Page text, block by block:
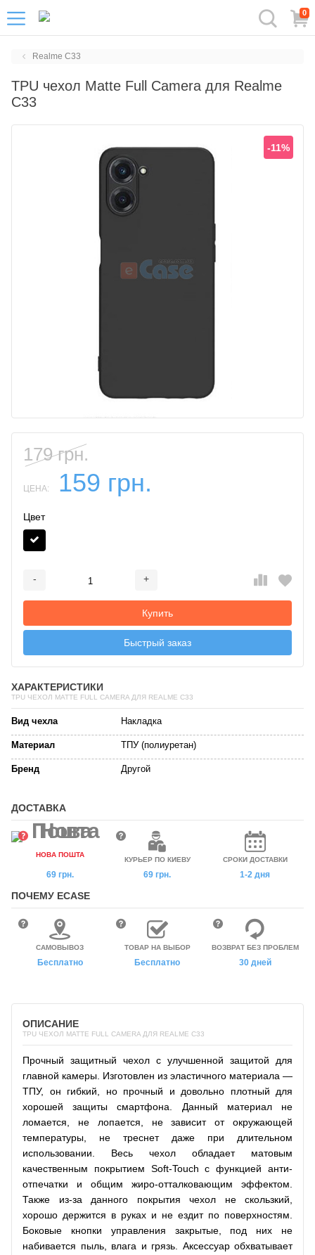
0
Realme C33
TPU чехол Matte Full Camera для Realme
C33
-11%
179 грн.
ЦЕНА: 159 грн.
Цвет
- +
Купить
Быстрый заказ
ХАРАКТЕРИСТИКИ
TPU ЧЕХОЛ MATTE FULL CAMERA ДЛЯ REALME C33
Вид чехла Накладка
Материал ТПУ (полиуретан)
Бренд Другой
ДОСТАВКА
НОВА ПОШТА
69 грн.
КУРЬЕР ПО КИЕВУ
69 грн.
СРОКИ ДОСТАВКИ
1-2 дня
ПОЧЕМУ ECASE
САМОВЫВОЗ
Бесплатно
ТОВАР НА ВЫБОР
Бесплатно
ВОЗВРАТ БЕЗ ПРОБЛЕМ
30 дней
ОПИСАНИЕ
TPU ЧЕХОЛ MATTE FULL CAMERA ДЛЯ REALME C33
Прочный защитный чехол с улучшенной защитой для
главной камеры. Изготовлен из эластичного материала —
ТПУ, он гибкий, но прочный и довольно плотный для
хорошей защиты смартфона. Данный материал не
ломается, не лопается, не зависит от окружающей
температуры, не треснет даже при длительном
использовании. Весь чехол обладает матовым
качественным покрытием Soft-Touch с функцией анти-
отпечатки и общим жиро-отталковающим эффектом.
Также из-за данного покрытия чехол не скользкий,
хорошо держится в руках и не ездит по поверхностям.
Боковые кнопки управления закрытые, под них не
набивается пыль, влага и грязь. Аксессуар обхватывает